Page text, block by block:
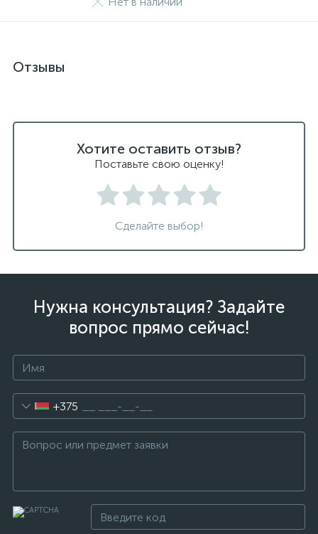
Отзывы
Хотите оставить отзыв?
Поставьте свою оценку!
Сделайте выбор!
Нужна консультация? Задайте
вопрос прямо сейчас!
+375